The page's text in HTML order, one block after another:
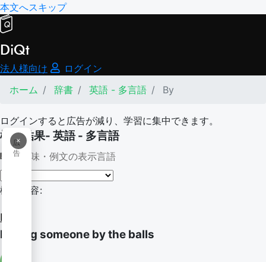
本文へスキップ
DiQt
法人様向け
ログイン
ホーム
辞書 英語 - 多言語 By
ログインすると広告が減り、学習に集中できます。
×
広
告
検索結果- 英語 - 多言語
意味・例文の表示言語
検索内容:
By
having someone by the balls